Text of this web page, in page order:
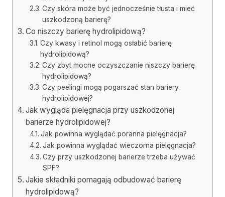
Czy skóra może być jednocześnie tłusta i mieć
uszkodzoną barierę?
Co niszczy barierę hydrolipidową?
Czy kwasy i retinol mogą osłabić barierę
hydrolipidową?
Czy zbyt mocne oczyszczanie niszczy barierę
hydrolipidową?
Czy peelingi mogą pogarszać stan bariery
hydrolipidowej?
Jak wygląda pielęgnacja przy uszkodzonej
barierze hydrolipidowej?
Jak powinna wyglądać poranna pielęgnacja?
Jak powinna wyglądać wieczorna pielęgnacja?
Czy przy uszkodzonej barierze trzeba używać
SPF?
Jakie składniki pomagają odbudować barierę
hydrolipidową?